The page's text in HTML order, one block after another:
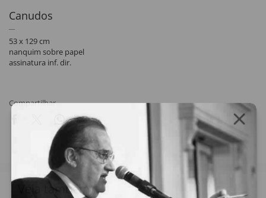
Canudos
53 x 129 cm
nanquim sobre papel
assinatura inf. dir.
Compartilhar
Veja também